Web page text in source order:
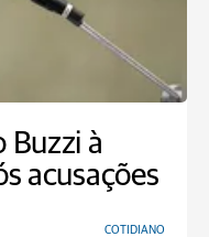
Buzzi à
acusações
COTIDIANO